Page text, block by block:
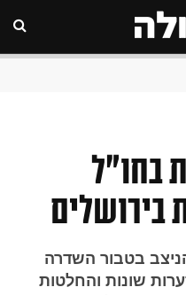
בחו"ל
בירושלים
בטבור השדרה
שונות והחלטות